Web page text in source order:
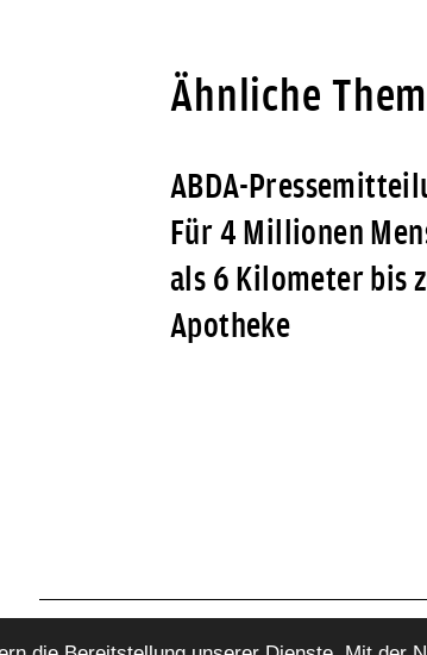
Ähnliche
ABDA-
Für 4 Millionen
als 6 Kilometer bis
Apotheke